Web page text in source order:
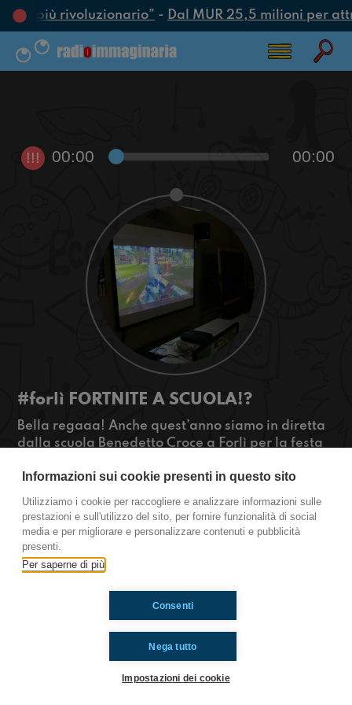
più rivoluzionario”- Dal MUR 25,5 milioni per
!!! 00:00 00:00
#forlì FORTNITE A SCUOLA!?
Bella regaaa! Anche quest’anno siamo in diretta
dalla scuola Benedetto Croce a Forlì per la festa
degli esperti ce ne parleranno in puntata.
#OkkinSu www.radioimmaginaria.it
Forlì
Informazioni sui cookie presenti in questo sito
Utilizziamo i cookie per raccogliere e analizzare informazioni sulle
prestazioni e sull'utilizzo del sito, per fornire funzionalità di social
media e per migliorare e personalizzare contenuti e pubblicità
presenti.
Per saperne di più
Nega tutto
Consenti
Impostazioni dei cookie